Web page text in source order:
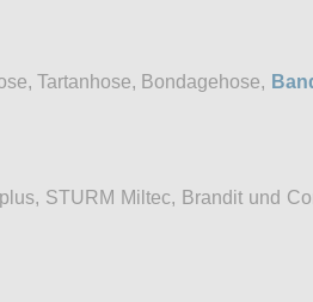
Tartanhose, Bondagehose,
STURM Miltec, Brandit und